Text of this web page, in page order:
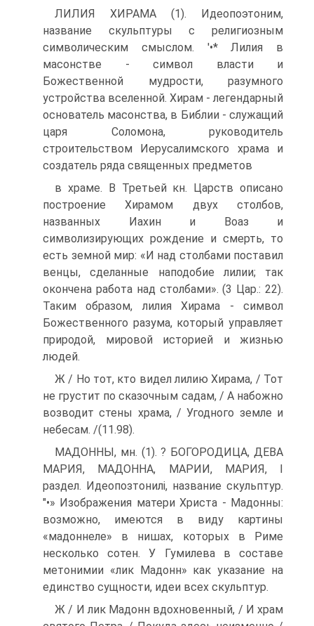
ЛИЛИЯ ХИРАМА (1). Идеопоэтоним,
название скульптуры с ре­лигиозным
символическим смыслом. '•* Лилия в
масонстве - символ власти и
Божественной мудрости, разумного
устройства вселенной. Хирам - легендарный
основатель масонства, в Би­блии - служащий
царя Соломона, руководитель
строительством Иерусалимского храма и
создатель ряда священных предметов
в храме. В Третьей кн. Царств описано
построение Хирамом двух столбов,
названных Иахин и Воаз и
символизирующих рождение и смерть, то
есть земной мир: «И над столбами поставил
венцы, сделан­ные наподобие лилии; так
окончена работа над столбами». (3 Цар.: 22).
Та­ким образом, лилия Хирама - символ
Божественного разума, ко­торый управляет
природой, мировой историей и жизнью
людей.
Ж / Но тот, кто видел лилию Хирама, / Тот
не грустит по сказочным садам, / А набожно
возводит стены храма, / Угодного земле и
небесам. /(11.98).
МАДОННЫ, мн. (1). ? БОГОРОДИЦА, ДЕВА
МАРИЯ, МАДОННА, МАРИИ, МАРИЯ, I
раздел. Идеопозтонилі, название скуль­птур.
"•» Изображения матери Христа - Мадонны:
возмож­но, имеются в виду картины
«мадоннеле» в нишах, которых в Риме
несколько сотен. У Гумилева в составе
метонимии «лик Мадонн» как указание на
единство сущности, идеи всех скульптур.
Ж / И лик Мадонн вдохновенный, / И храм